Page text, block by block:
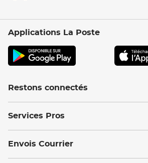
Applications La Poste
Restons connectés
Services Pros
Envois Courrier